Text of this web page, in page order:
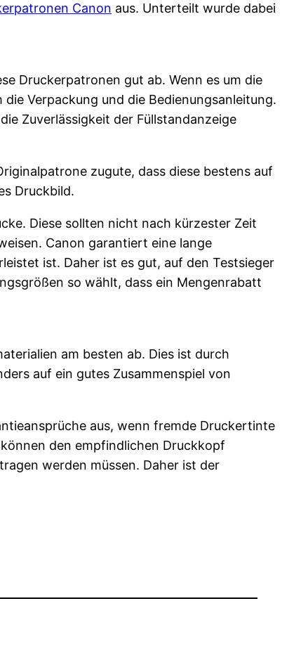
Canon aus. Unterteilt wurde dabei
Druckerpatronen gut ab. Wenn es um die
Verpackung und die Bedienungsanleitung.
Zuverlässigkeit der Füllstandanzeige
zugute, dass diese bestens auf
Druckbild.
Diese sollten nicht nach kürzester Zeit
Canon garantiert eine lange
ist. Daher ist es gut, auf den Testsieger
so wählt, dass ein Mengenrabatt
am besten ab. Dies ist durch
auf ein gutes Zusammenspiel von
aus, wenn fremde Druckertinte
den empfindlichen Druckkopf
werden müssen. Daher ist der